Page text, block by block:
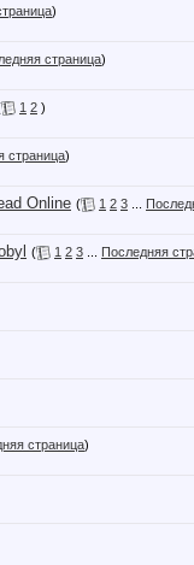
)
страница)
1 2 )
страница)
Online ( 1 2 3
( 1 2 3
Последняя
страница)